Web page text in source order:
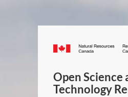
Open Science
Technology